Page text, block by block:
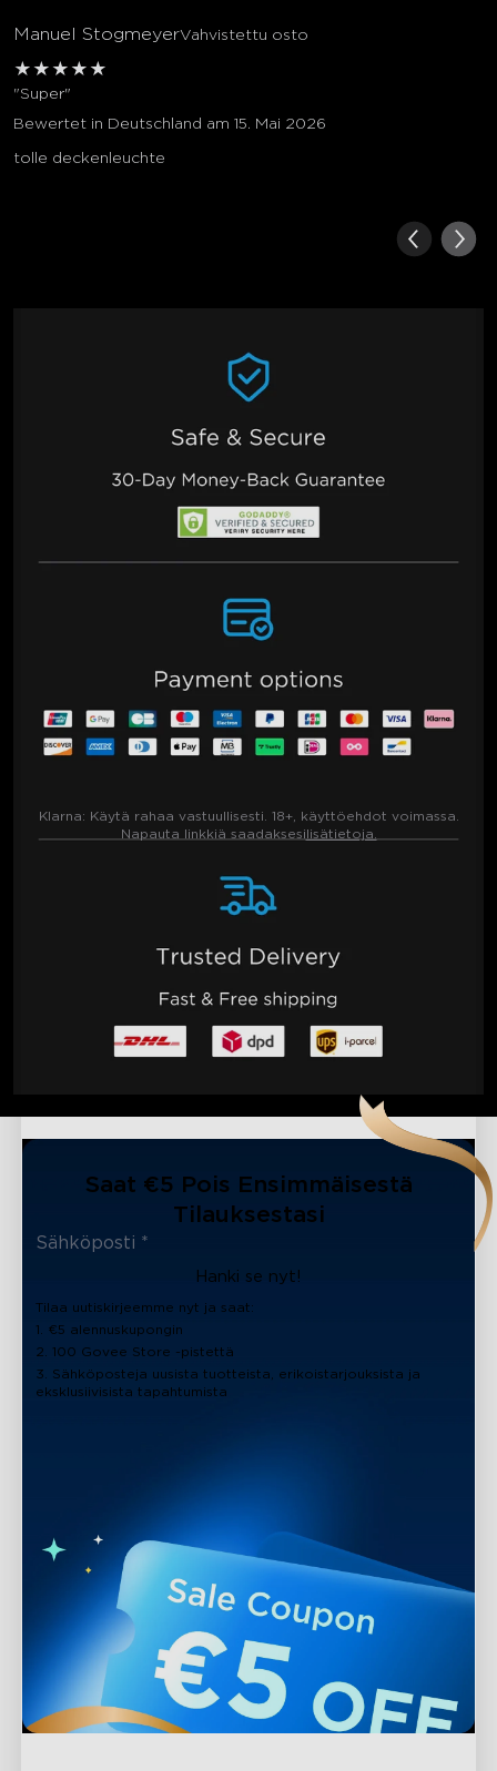
Manuel StogmeyerVahvistettu osto
★ ★ ★ ★ ★
"Super"
Bewertet in Deutschland am 15. Mai 2026
tolle deckenleuchte
Klarna: Käytä rahaa vastuullisesti. 18+, käyttöehdot voimassa.
Napauta linkkiä saadaksesilisätietoja.
Saat €5 Pois Ensimmäisestä
Tilauksestasi
Hanki se nyt!
Tilaa uutiskirjeemme nyt ja saat:
1. €5 alennuskupongin
2. 100 Govee Store -pistettä
3. Sähköposteja uusista tuotteista, erikoistarjouksista ja
eksklusiivisista tapahtumista